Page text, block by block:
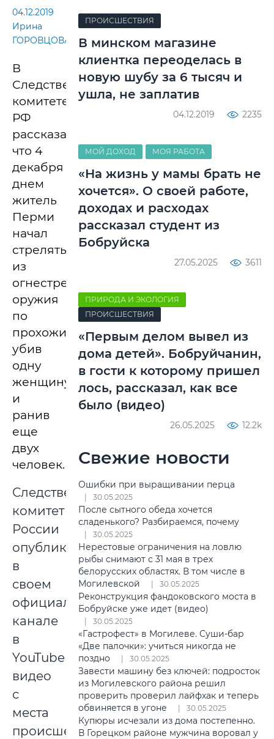
04.12.2019
Ирина
ГОРОВЦОВА
В
Следственном
комитете
РФ
рассказали,
что 4
декабря
днем
житель
Перми
начал
стрелять
из
огнестрельного
оружия
по
прохожим,
убив
одну
женщину
и
ранив
еще
двух
человек.
Следственный
комитет
России
опубликовал
в
своем
официальном
канале
в
YouTube
видео
с
места
происшествия.
ПРОИСШЕСТВИЯ
В минском магазине
клиентка переоделась в
новую шубу за 6 тысяч и
ушла, не заплатив
04.12.2019 2235
МОЙ ДОХОД МОЯ РАБОТА
«На жизнь у мамы брать не
хочется». О своей работе,
доходах и расходах
рассказал студент из
Бобруйска
27.05.2025 3611
ПРИРОДА И ЭКОЛОГИЯ
ПРОИСШЕСТВИЯ
«Первым делом вывел из
дома детей». Бобруйчанин,
в гости к которому пришел
лось, рассказал, как все
было (видео)
26.05.2025 12.2k
Свежие новости
Ошибки при выращивании перца
30.05.2025
После сытного обеда хочется
сладенького? Разбираемся, почему
30.05.2025
Нерестовые ограничения на ловлю
рыбы снимают с 31 мая в трех
белорусских областях. В том числе в
Могилевской
30.05.2025
Реконструкция фандоковского моста в
Бобруйске уже идет (видео)
30.05.2025
«Гастрофест» в Могилеве. Суши-бар
«Две палочки»: учиться никогда не
поздно
30.05.2025
Завести машину без ключей: подросток
из Могилевского района решил
проверить проверил лайфхак и теперь
обвиняется в угоне
30.05.2025
Купюры исчезали из дома постепенно.
В Горецком районе мужчина воровал у